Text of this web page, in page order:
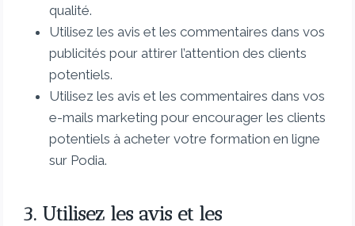
qualité.
Utilisez les avis et les commentaires dans vos
publicités pour attirer l’attention des clients
potentiels.
Utilisez les avis et les commentaires dans vos
e-mails marketing pour encourager les clients
potentiels à acheter votre formation en ligne
sur Podia.
3. Utilisez les avis et les